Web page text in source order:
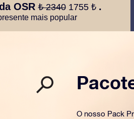
OSR₺ 2340 1755 ₺ .
mais popular
O nosso Pack